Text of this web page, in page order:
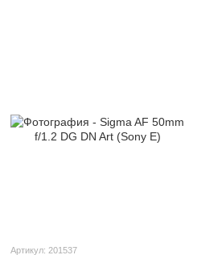
Артикул: 201537